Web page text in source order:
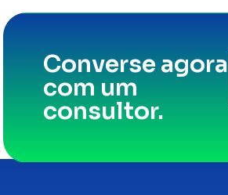
Converse agora
com um
consultor.